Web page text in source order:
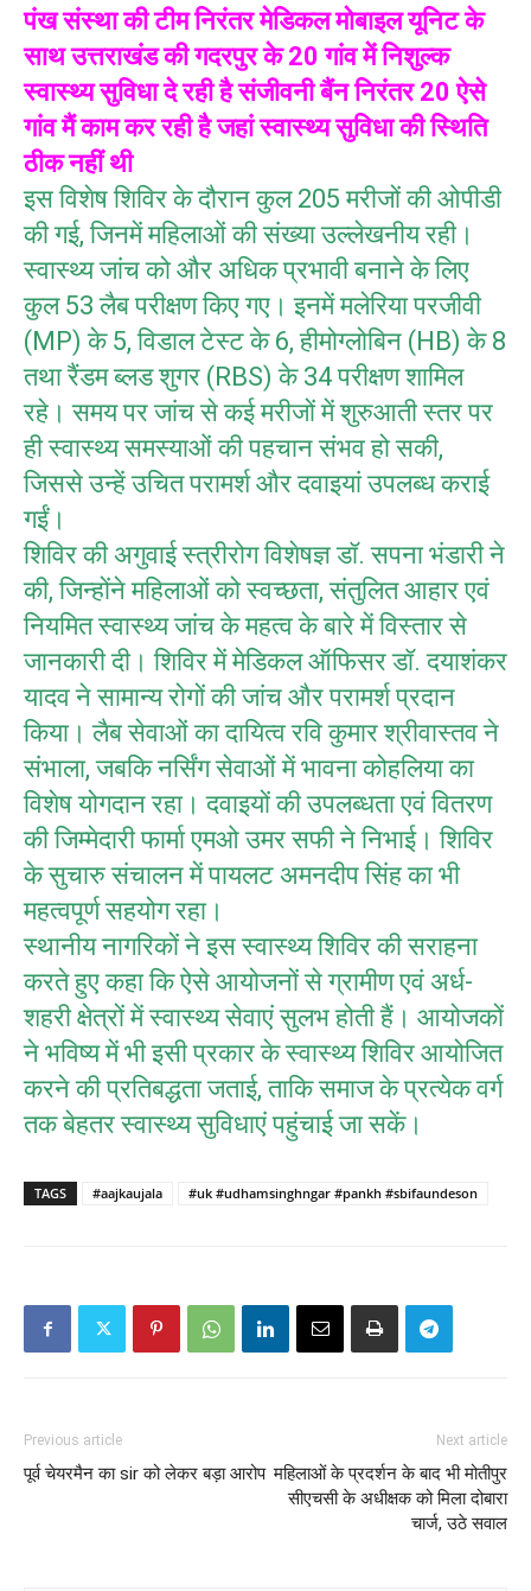
पंख संस्था की टीम निरंतर मेडिकल मोबाइल यूनिट के
साथ उत्तराखंड की गदरपुर के 20 गांव में निशुल्क
स्वास्थ्य सुविधा दे रही है संजीवनी बैंन निरंतर 20 ऐसे
गांव मैं काम कर रही है जहां स्वास्थ्य सुविधा की स्थिति
ठीक नहीं थी
इस विशेष शिविर के दौरान कुल 205 मरीजों की ओपीडी
की गई, जिनमें महिलाओं की संख्या उल्लेखनीय रही।
स्वास्थ्य जांच को और अधिक प्रभावी बनाने के लिए
कुल 53 लैब परीक्षण किए गए। इनमें मलेरिया परजीवी
(MP) के 5, विडाल टेस्ट के 6, हीमोग्लोबिन (HB) के 8
तथा रैंडम ब्लड शुगर (RBS) के 34 परीक्षण शामिल
रहे। समय पर जांच से कई मरीजों में शुरुआती स्तर पर
ही स्वास्थ्य समस्याओं की पहचान संभव हो सकी,
जिससे उन्हें उचित परामर्श और दवाइयां उपलब्ध कराई
गईं।
शिविर की अगुवाई स्त्रीरोग विशेषज्ञ डॉ. सपना भंडारी ने
की, जिन्होंने महिलाओं को स्वच्छता, संतुलित आहार एवं
नियमित स्वास्थ्य जांच के महत्व के बारे में विस्तार से
जानकारी दी। शिविर में मेडिकल ऑफिसर डॉ. दयाशंकर
यादव ने सामान्य रोगों की जांच और परामर्श प्रदान
किया। लैब सेवाओं का दायित्व रवि कुमार श्रीवास्तव ने
संभाला, जबकि नर्सिंग सेवाओं में भावना कोहलिया का
विशेष योगदान रहा। दवाइयों की उपलब्धता एवं वितरण
की जिम्मेदारी फार्मा एमओ उमर सफी ने निभाई। शिविर
के सुचारु संचालन में पायलट अमनदीप सिंह का भी
महत्वपूर्ण सहयोग रहा।
स्थानीय नागरिकों ने इस स्वास्थ्य शिविर की सराहना
करते हुए कहा कि ऐसे आयोजनों से ग्रामीण एवं अर्ध-
शहरी क्षेत्रों में स्वास्थ्य सेवाएं सुलभ होती हैं। आयोजकों
ने भविष्य में भी इसी प्रकार के स्वास्थ्य शिविर आयोजित
करने की प्रतिबद्धता जताई, ताकि समाज के प्रत्येक वर्ग
तक बेहतर स्वास्थ्य सुविधाएं पहुंचाई जा सकें।
TAGS #aajkaujala #uk #udhamsinghngar #pankh #sbifaundeson
Previous article
पूर्व चेयरमैन का sir को लेकर बड़ा आरोप
Next article
महिलाओं के प्रदर्शन के बाद भी मोतीपुर
सीएचसी के अधीक्षक को मिला दोबारा
चार्ज, उठे सवाल